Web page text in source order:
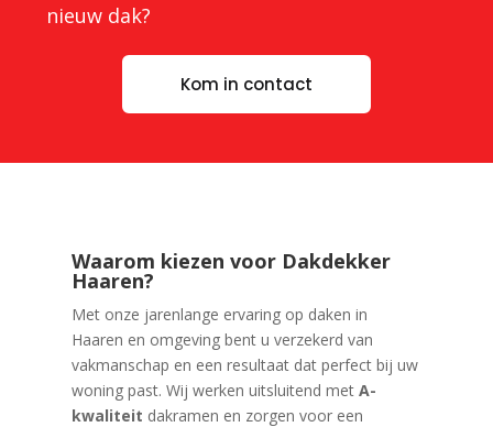
nieuw dak?
Kom in contact
Waarom kiezen voor Dakdekker
Haaren?
Met onze jarenlange ervaring op daken in
Haaren en omgeving bent u verzekerd van
vakmanschap en een resultaat dat perfect bij uw
woning past. Wij werken uitsluitend met A-
kwaliteit dakramen en zorgen voor een